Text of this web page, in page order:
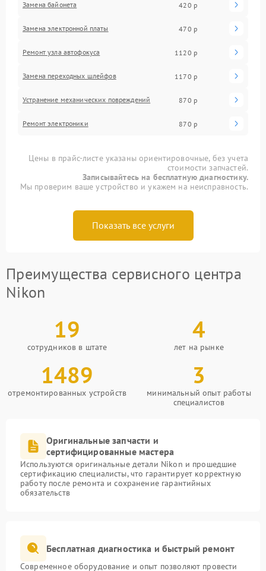
Замена байонета 420 р
Замена электронной платы 470 р
Ремонт узла автофокуса 1120 р
Замена переходных шлейфов 1170 р
Устранение механических повреждений 870 р
Ремонт электроники 870 р
Цены в прайс-листе указаны ориентировочные, без учета
стоимости запчастей.
Записывайтесь на бесплатную диагностику.
Мы проверим ваше устройство и укажем на неисправность.
Показать все услуги
Преимущества сервисного центра
Nikon
19
сотрудников в штате
4
лет на рынке
1489
отремонтированных устройств
3
минимальный опыт работы
специалистов
Оригинальные запчасти и
сертифицированные мастера
Используются оригинальные детали Nikon и прошедшие
сертификацию специалисты, что гарантирует корректную
работу после ремонта и сохранение гарантийных
обязательств
Бесплатная диагностика и быстрый ремонт
Современное оборудование и опыт позволяют провести